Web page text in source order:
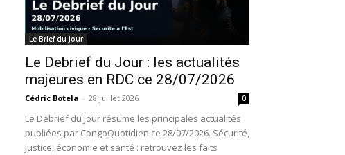
Le Brief du Jour
Le Debrief du Jour : les actualités
majeures en RDC ce 28/07/2026
Cédric Botela - 28 juillet 2026 0
Le Debrief du Jour résume les principales actualités
publiées par CongoQuotidien ce 28/07/2026. Sécurité,
justice, économie et santé : retrouvez les faits